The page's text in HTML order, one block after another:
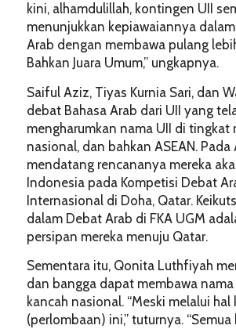
kini, alhamdulillah, kontingen UII
menunjukkan kepiawaiannya
Arab dengan membawa pulang
Bahkan Juara Umum,” ungkapnya.
Saiful Aziz, Tiyas Kurnia Sari, dan
debat Bahasa Arab dari UII yang
mengharumkan nama UII di tingkat
nasional, dan bahkan ASEAN. Pada
mendatang rencananya mereka
Indonesia pada Kompetisi Debat
Internasional di Doha, Qatar.
dalam Debat Arab di FKA UGM
persipan mereka menuju Qatar.
Sementara itu, Qonita Luthfiyah
dan bangga dapat membawa nama
kancah nasional. “Meski melalui hal
(perlombaan) ini,” tuturnya.